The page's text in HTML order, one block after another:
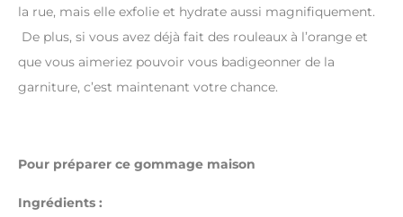
la rue, mais elle exfolie et hydrate aussi magnifiquement.
De plus, si vous avez déjà fait des rouleaux à l’orange et
que vous aimeriez pouvoir vous badigeonner de la
garniture, c’est maintenant votre chance.
Pour préparer ce gommage maison
Ingrédients :